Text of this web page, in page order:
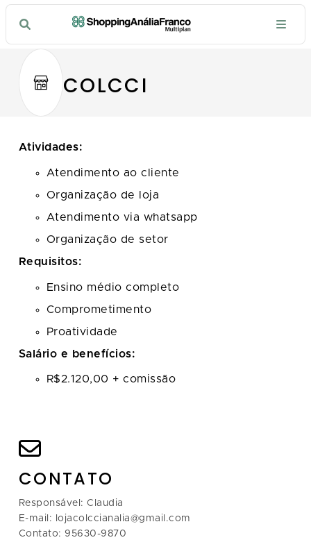
COLCCI
CONTATO
Responsável: Claudia
E-mail: lojacolccianalia@gmail.com
Contato: 95630-9870
Atividades:
Atendimento ao cliente
Organização de loja
Atendimento via whatsapp
Organização de setor
Requisitos:
Ensino médio completo
Comprometimento
Proatividade
Salário e benefícios:
R$2.120,00 + comissão